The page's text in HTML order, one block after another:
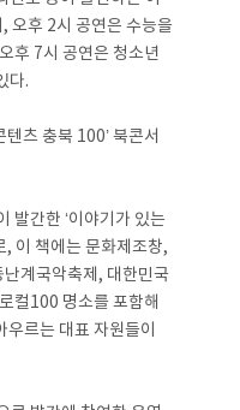
오후 2시 공연은 수능을
후 7시 공연은 청소년
다.
츠 충북 100’ 북콘서
발간한 ‘이야기가 있는
, 이 책에는 문화제조창,
계국악축제, 대한민국
컬100 명소를 포함해
르는 대표 자원들이